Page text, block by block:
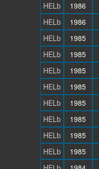
HELb
1986
HELb
1986
HELb
1985
HELb
1985
HELb
1985
HELb
1985
HELb
1985
HELb
1985
HELb
1985
HELb
1985